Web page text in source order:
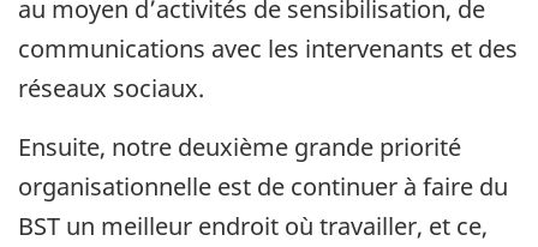
au moyen d’activités de sensibilisation, de
communications avec les intervenants et des
réseaux sociaux.
Ensuite, notre deuxième grande priorité
organisationnelle est de continuer à faire du
BST un meilleur endroit où travailler, et ce,